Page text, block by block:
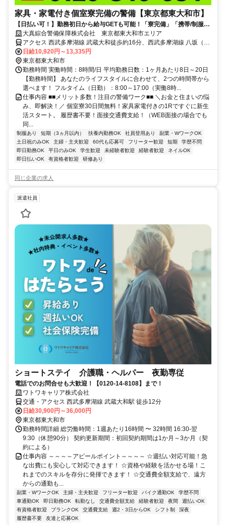
家具・家電付き個室寮完備の警備【東京都東大和市】
【日払い可！】勤務初日から給与GETも可能！「寮完備」「携帯/制服貸
与」ですぐ働ける★直行直帰OK★
大真綜合警備保障株式会社 東京都東大和市エリア
アクセス 西武多摩湖線 武蔵大和徒歩約16分、西武多摩湖線 八坂（東
京都）徒歩約25分、西武山口線 多摩湖南口徒歩約30分 東京都東大和
市エリア(東大和市駅、上北台駅、桜街道駅、玉川上水駅、武蔵砂川
駅)
日給10,920円～13,335円
東京都東大和市
勤務時間 実働時間：8時間/日 平均勤務日数：1ヶ月あたり8日～20日
【勤務時間】 あなたのライフスタイルに合わせて、2つの時間帯から
選べます！ フルタイム（日勤）：8:00～17:00（実働8時...
仕事内容 ■■メリット多数！注目の警備ワーク■■ ＼お金と住まいの悩
み、即解決！／ 個室寮30日間無料！家具家電付きの1Rですぐに新生
活スタート。 履歴書不要！面接交通費支給！（WEB面接の場合でも
同...
制服あり 短期（3ヵ月以内） 扶養内勤務OK 社員登用あり
副業・WワークOK
土日祝のみOK
主婦・主夫歓迎 60代も応募可 フリーター歓迎 短期
学歴不問
即日勤務OK
平日のみOK 学生歓迎 未経験者歓迎 経験者歓迎
ネイルOK
即日払いOK
有資格者歓迎 研修あり
同じ企業の求人
派遣社員
ショートステイ 介護職・ヘルパー 夜勤専従
電話でのお問合せも大歓迎！【0120-14-8108】まで！
ワトワキャリア株式会社
交通・アクセス 西武多摩湖線 武蔵大和駅 徒歩12分
日給30,900円～36,000円
東京都東大和市
勤務時間詳細 総労働時間：1週あたり16時間 〜 32時間 16:30-翌
9:30（休憩90分） 契約更新期間：初回契約期間は1か月～3か月（契
約による）
仕事内容 ～～～～アピールポイント～～～～ ☆週払い対応可能！急
な出費にも安心して対応できます！ ☆資格や経験を活かせる場！こ
れまでのスキルを存分に発揮できます！ ☆交通費全額支給で、遠方
からの通勤も...
副業・WワークOK 主婦・主夫歓迎 フリーター歓迎 バイク通勤OK
学歴不問
車通勤OK
即日勤務OK 転勤なし 交通費全額支給 経験者歓迎 夜間
週払いOK
有資格者歓迎
ブランクOK 交通費支給 週2・3日からOK シフト制
深夜
履歴書不要
友達と応募OK